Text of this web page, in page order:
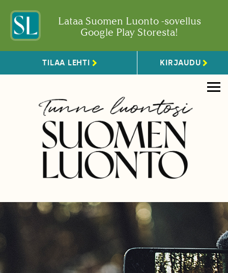
Lataa Suomen Luonto -sovellus
Google Play Storesta!
TILAA LEHTI KIRJAUDU